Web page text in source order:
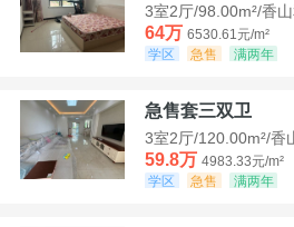
3室2厅/98.00m²/香
64万 6530.61元/m²
学区
急售 满两年
急售套三双卫
3室2厅/120.00m²/香
59.8万 4983.33元/m²
学区
急售 满两年